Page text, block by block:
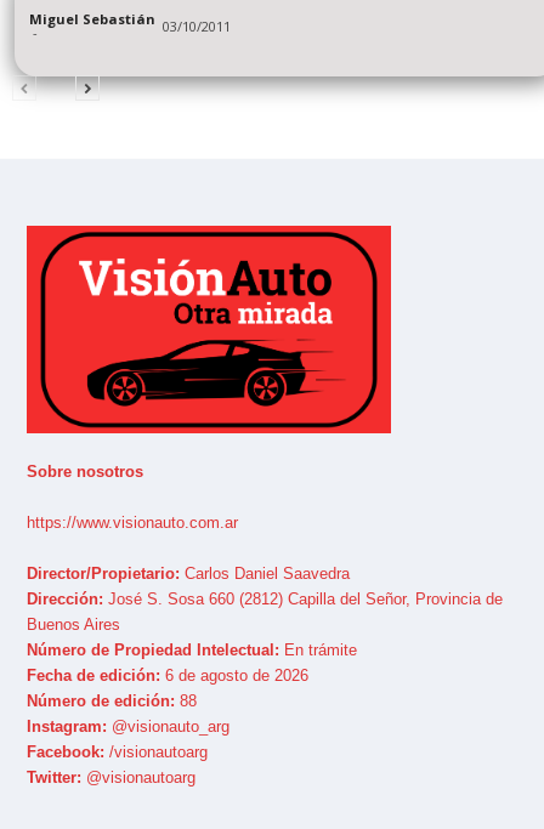
Miguel Sebastián
- 03/10/2011
Sobre nosotros
https://www.visionauto.com.ar
Director/Propietario: Carlos Daniel Saavedra
Dirección: José S. Sosa 660 (2812) Capilla del Señor, Provincia de
Buenos Aires
Número de Propiedad Intelectual: En trámite
Fecha de edición: 6 de agosto de 2026
Número de edición: 88
Instagram: @visionauto_arg
Facebook: /visionautoarg
Twitter: @visionautoarg